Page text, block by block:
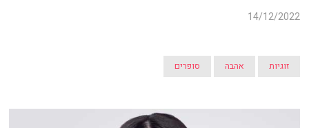
14/12/2022
זוגיות אהבה סופרים